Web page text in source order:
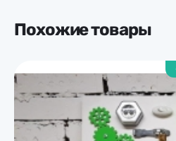
Похожие товары